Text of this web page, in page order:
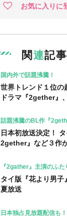
お気に入りに
関連記事
国内外で話題沸騰！
世界トレンド１位の
ドラマ『2gether』
話題沸騰のBL作『
日本初放送決定！
2gether』など３作
『2gather』主演のふた
タイ版『花より男子
夏放送
日本独占見放題配信も！